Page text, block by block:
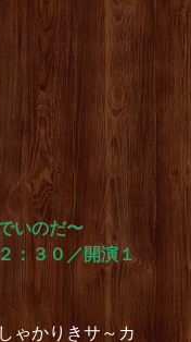
いのだ〜
：３０／開演１
ゃかりきサ～カ